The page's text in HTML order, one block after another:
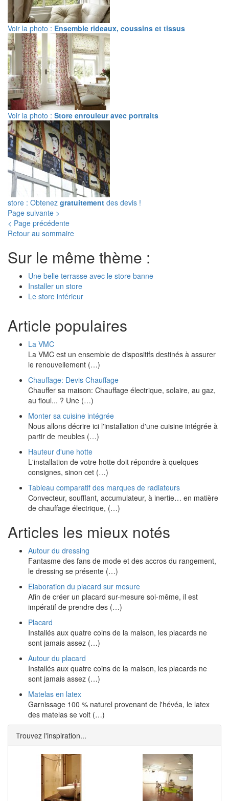
Voir la photo : Ensemble rideaux, coussins et tissus
Voir la photo : Store enrouleur avec portraits
store : Obtenez gratuitement des devis !
Page suivante >
< Page précédente
Retour au sommaire
Sur le même thème :
Une belle terrasse avec le store banne
Installer un store
Le store intérieur
Article populaires
La VMC
La VMC est un ensemble de dispositifs destinés à assurer
le renouvellement (…)
Chauffage: Devis Chauffage
Chauffer sa maison: Chauffage électrique, solaire, au gaz,
au fioul... ? Une (…)
Monter sa cuisine intégrée
Nous allons décrire ici l'installation d'une cuisine intégrée à
partir de meubles (…)
Hauteur d'une hotte
L'installation de votre hotte doit répondre à quelques
consignes, sinon cet (…)
Tableau comparatif des marques de radiateurs
Convecteur, soufflant, accumulateur, à inertie… en matière
de chauffage électrique, (…)
Articles les mieux notés
Autour du dressing
Fantasme des fans de mode et des accros du rangement,
le dressing se présente (…)
Elaboration du placard sur mesure
Afin de créer un placard sur-mesure soi-même, il est
impératif de prendre des (…)
Placard
Installés aux quatre coins de la maison, les placards ne
sont jamais assez (…)
Autour du placard
Installés aux quatre coins de la maison, les placards ne
sont jamais assez (…)
Matelas en latex
Garnissage 100 % naturel provenant de l'hévéa, le latex
des matelas se voit (…)
Trouvez l'inspiration...